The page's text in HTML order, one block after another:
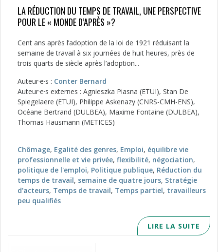
LA RÉDUCTION DU TEMPS DE TRAVAIL, UNE PERSPECTIVE
POUR LE « MONDE D’APRÈS »?
Cent ans après l’adoption de la loi de 1921 réduisant la
semaine de travail à six journées de huit heures, près de
trois quarts de siècle après l’adoption...
Auteur·e·s : Conter Bernard
Auteur·e·s externes : Agnieszka Piasna (ETUI), Stan De
Spiegelaere (ETUI), Philippe Askenazy (CNRS-CMH-ENS),
Océane Bertrand (DULBEA), Maxime Fontaine (DULBEA),
Thomas Hausmann (METICES)
Chômage, Egalité des genres, Emploi, équilibre vie
professionnelle et vie privée, flexibilité, négociation,
politique de l'emploi, Politique publique, Réduction du
temps de travail, semaine de quatre jours, Stratégie
d'acteurs, Temps de travail, Temps partiel, travailleurs
peu qualifiés
LIRE LA SUITE